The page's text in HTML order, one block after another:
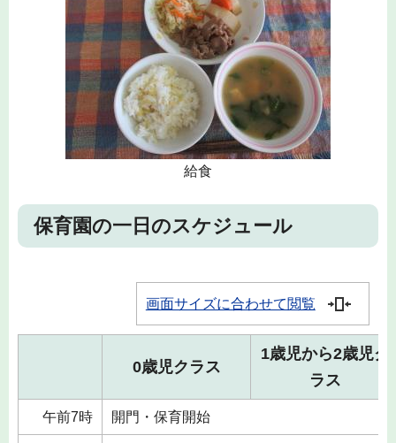
給食
保育園の一日のスケジュール
画面サイズに合わせて閲覧
0歳児クラス
1歳児から2歳児ク
ラス
午前7時 開門・保育開始